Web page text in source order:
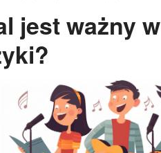
jest ważny w